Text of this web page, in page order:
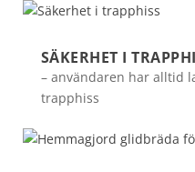
SÄKERHET I
– användaren har alltid
trapphiss